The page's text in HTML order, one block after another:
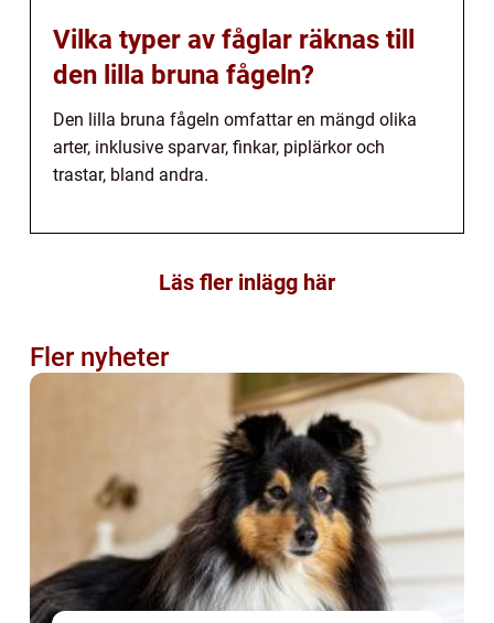
Vilka typer av fåglar räknas till
den lilla bruna fågeln?
Den lilla bruna fågeln omfattar en mängd olika
arter, inklusive sparvar, finkar, piplärkor och
trastar, bland andra.
Läs fler inlägg här
Fler nyheter